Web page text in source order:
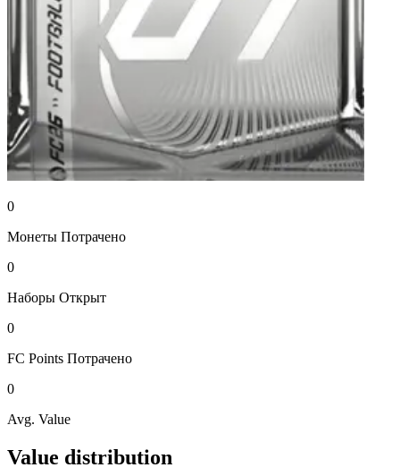
0
Монеты Потрачено
0
Наборы Открыт
0
FC Points Потрачено
0
Avg. Value
Value distribution